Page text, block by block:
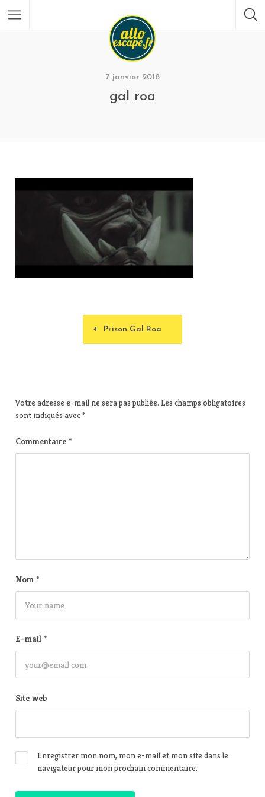
7 janvier 2018
gal roa
Prison Gal Roa
Votre adresse e-mail ne sera pas publiée. Les champs obligatoires
sont indiqués avec*
Commentaire *
Nom *
E-mail *
Site web
Enregistrer mon nom, mon e-mail et mon site dans le
navigateur pour mon prochain commentaire.